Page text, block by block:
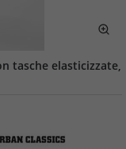
tasche elasticizzate,